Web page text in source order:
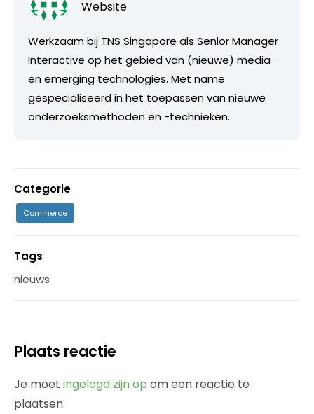
Website
Werkzaam bij TNS Singapore als Senior Manager
Interactive op het gebied van (nieuwe) media
en emerging technologies. Met name
gespecialiseerd in het toepassen van nieuwe
onderzoeksmethoden en -technieken.
Categorie
Commerce
Tags
nieuws
Plaats reactie
Je moet ingelogd zijn op om een reactie te
plaatsen.